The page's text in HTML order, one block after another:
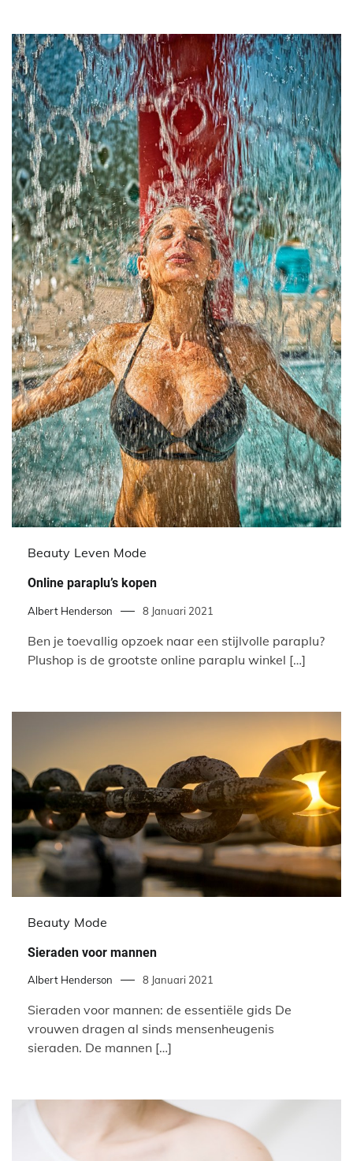
Beauty Leven Mode
Online paraplu’s kopen
Albert Henderson 8 Januari 2021
Ben je toevallig opzoek naar een stijlvolle paraplu?
Plushop is de grootste online paraplu winkel […]
Beauty Mode
Sieraden voor mannen
Albert Henderson 8 Januari 2021
Sieraden voor mannen: de essentiële gids De
vrouwen dragen al sinds mensenheugenis
sieraden. De mannen […]